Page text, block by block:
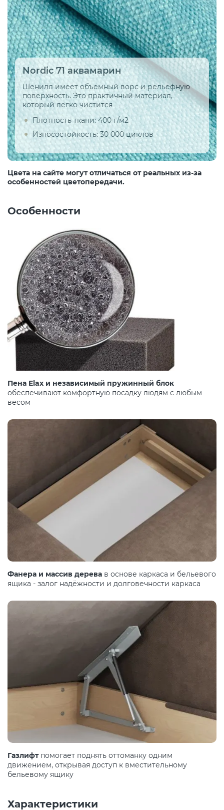
Nordic 71 аквамарин
Шенилл имеет объёмный ворс и рельефную
поверхность. Это практичный материал,
который легко чистится
Плотность ткани: 400 г/м2
Износостойкость: 30 000 циклов
Цвета на сайте могут отличаться от реальных из-за
особенностей цветопередачи.
Особенности
Пена Elax и независимый пружинный блок
обеспечивают комфортную посадку людям с любым
весом
Фанера и массив дерева в основе каркаса и бельевого
ящика - залог надёжности и долговечности каркаса
Газлифтпомогает поднять оттоманку одним
движением, открывая доступ к вместительному
бельевому ящику
Характеристики